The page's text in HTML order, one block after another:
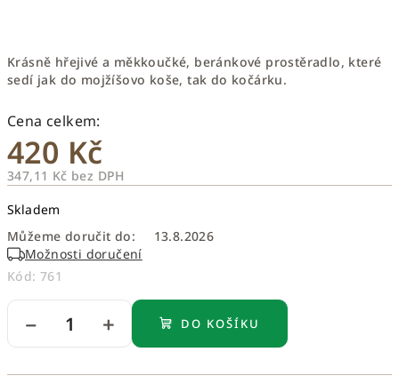
Krásně hřejivé a měkkoučké, beránkové prostěradlo, které
sedí jak do mojžíšovo koše, tak do kočárku.
420 Kč
347,11 Kč bez DPH
cena:
Skladem
Můžeme doručit do:
13.8.2026
Možnosti doručení
Kód: 761
+
− DO KOŠÍKU